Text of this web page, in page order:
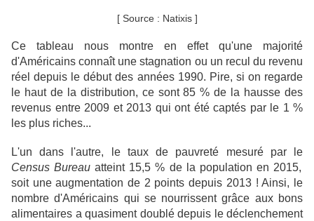
[ Source : Natixis ]
Ce tableau nous montre en effet qu'une majorité
d'Américains connaît une stagnation ou un recul du revenu
réel depuis le début des années 1990. Pire, si on regarde
le haut de la distribution, ce sont 85 % de la hausse des
revenus entre 2009 et 2013 qui ont été captés par le 1 %
les plus riches...
L'un dans l'autre, le taux de pauvreté mesuré par le
Census Bureau atteint 15,5 % de la population en 2015,
soit une augmentation de 2 points depuis 2013 ! Ainsi, le
nombre d'Américains qui se nourrissent grâce aux bons
alimentaires a quasiment doublé depuis le déclenchement